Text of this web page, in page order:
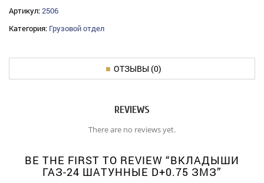
Артикул:2506
Категория: Грузовой отдел
ОТЗЫВЫ (0)
REVIEWS
There are no reviews yet.
BE THE FIRST TO REVIEW “ВКЛАДЫШИ
ГАЗ-24 ШАТУННЫЕ D+0.75 ЗМЗ”